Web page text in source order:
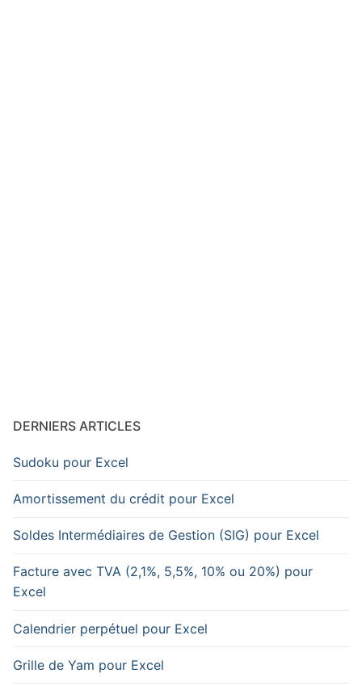
DERNIERS ARTICLES
Sudoku pour Excel
Amortissement du crédit pour Excel
Soldes Intermédiaires de Gestion (SIG) pour Excel
Facture avec TVA (2,1%, 5,5%, 10% ou 20%) pour
Excel
Calendrier perpétuel pour Excel
Grille de Yam pour Excel